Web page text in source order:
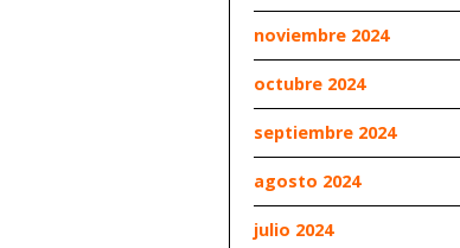
noviembre 2024
octubre 2024
septiembre 2024
agosto 2024
julio 2024